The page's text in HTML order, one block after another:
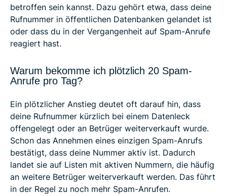
betroffen sein kannst. Dazu gehört etwa, dass deine
Rufnummer in öffentlichen Datenbanken gelandet ist
oder dass du in der Vergangenheit auf Spam-Anrufe
reagiert hast.
Warum bekomme ich plötzlich 20 Spam-
Anrufe pro Tag?
Ein plötzlicher Anstieg deutet oft darauf hin, dass
deine Rufnummer kürzlich bei einem Datenleck
offengelegt oder an Betrüger weiterverkauft wurde.
Schon das Annehmen eines einzigen Spam-Anrufs
bestätigt, dass deine Nummer aktiv ist. Dadurch
landet sie auf Listen mit aktiven Nummern, die häufig
an weitere Betrüger weiterverkauft werden. Das führt
in der Regel zu noch mehr Spam-Anrufen.